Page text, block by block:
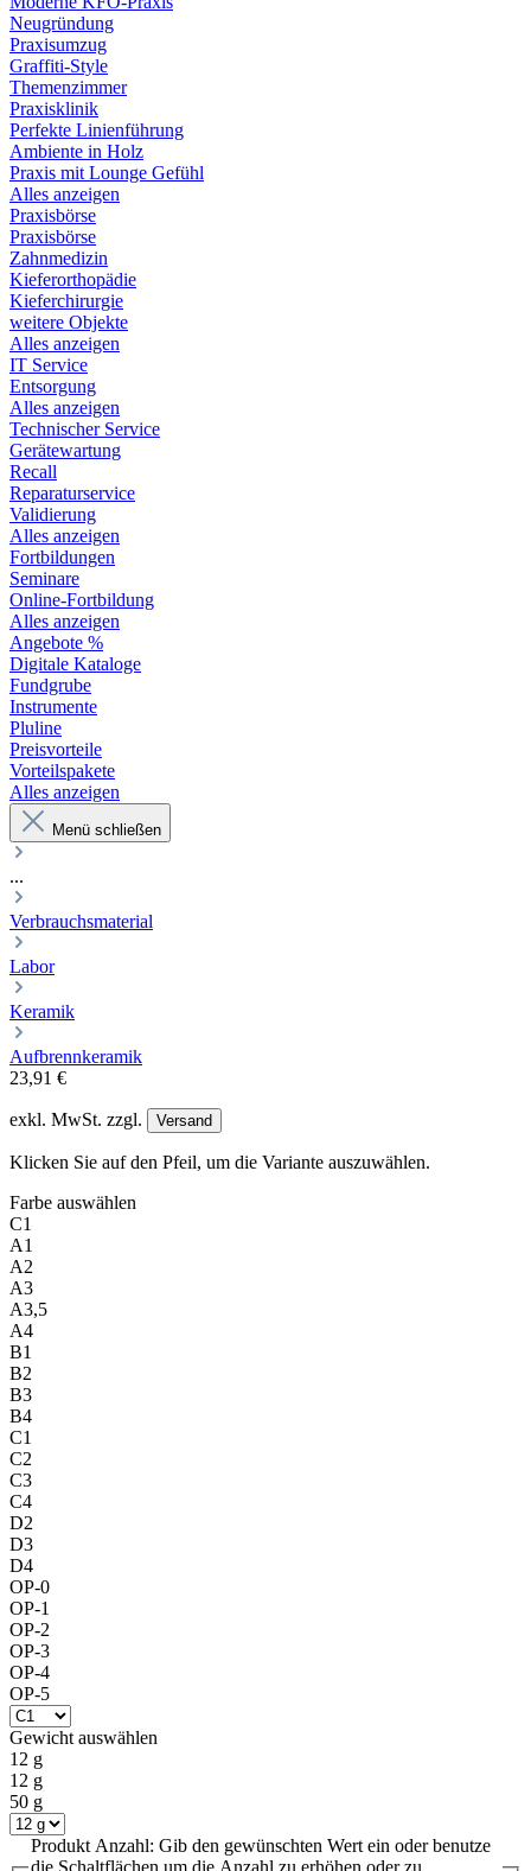
Neugründung
Praxisumzug
Graffiti-Style
Themenzimmer
Praxisklinik
Perfekte Linienführung
Ambiente in Holz
Praxis mit Lounge Gefühl
Alles anzeigen
Praxisbörse
Praxisbörse
Zahnmedizin
Kieferorthopädie
Kieferchirurgie
weitere Objekte
Alles anzeigen
IT Service
Entsorgung
Alles anzeigen
Technischer Service
Gerätewartung
Recall
Reparaturservice
Validierung
Alles anzeigen
Fortbildungen
Seminare
Online-Fortbildung
Alles anzeigen
Angebote %
Digitale Kataloge
Fundgrube
Instrumente
Pluline
Preisvorteile
Vorteilspakete
Alles anzeigen
Menü schließen
...
Verbrauchsmaterial
Labor
Keramik
Aufbrennkeramik
23,91 €
exkl. MwSt. zzgl. Versand
Klicken Sie auf den Pfeil, um die Variante auszuwählen.
Farbe auswählen
C1
A1
A2
A3
A3,5
A4
B1
B2
B3
B4
C1
C2
C3
C4
D2
D3
D4
OP-0
OP-1
OP-2
OP-3
OP-4
OP-5
Gewicht auswählen
12 g
12 g
50 g
Produkt Anzahl: Gib den gewünschten Wert ein oder benutze
die Schaltflächen um die Anzahl zu erhöhen oder zu